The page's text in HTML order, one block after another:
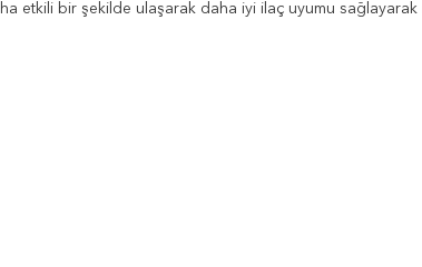
etkili bir şekilde ulaşarak daha iyi ilaç uyumu sağlayarak